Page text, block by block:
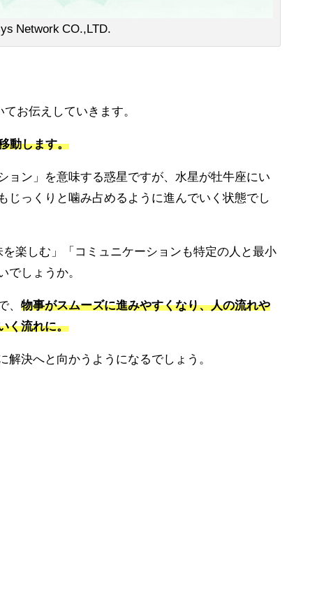
Network CO.,LTD.
お伝えしていきます。
動します。
ョン」を意味する惑星ですが、水星が牡牛座にい
じっくりと噛み占めるように進んでいく状態でし
楽しむ」「コミュニケーションも特定の人と最小
でしょうか。
、 物事がスムーズに進みやすくなり、人の流れや
く流れに。
解決へと向かうようになるでしょう。